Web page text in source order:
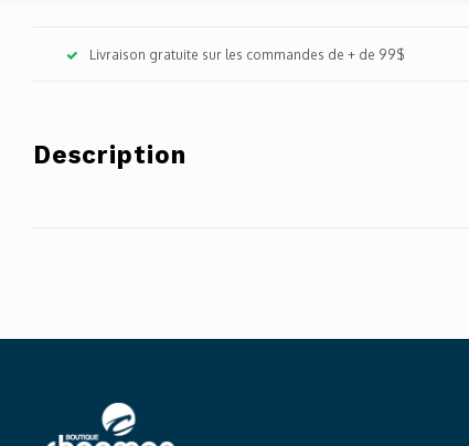
Livraison gratuite sur les commandes de + de 99$
Description